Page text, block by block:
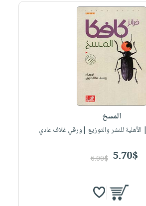
المسخ
| الأهلية للنشر والتوزيع |ورقي غلاف عادي
5.70$
6.00$